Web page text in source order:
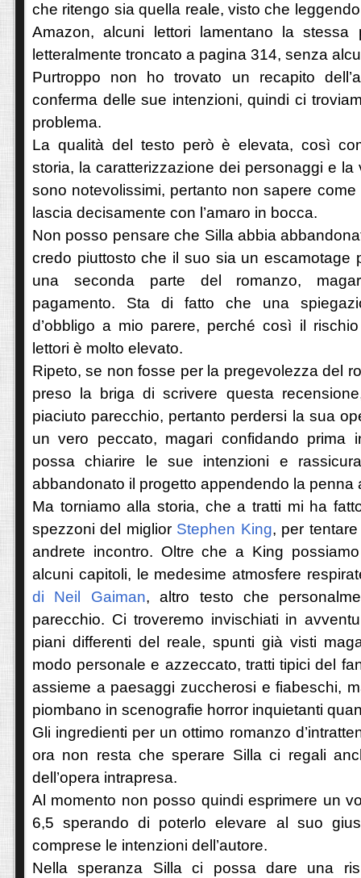
che ritengo sia quella reale, visto che
Amazon, alcuni lettori lamentano la stessa
letteralmente troncato a pagina 314, senza
Purtroppo non ho trovato un recapito
conferma delle sue intenzioni, quindi ci
problema.
La qualità del testo però è elevata, così
storia, la caratterizzazione dei personaggi e la
sono notevolissimi, pertanto non sapere
lascia decisamente con l’amaro in bocca.
Non posso pensare che Silla abbia
credo piuttosto che il suo sia un escamotage
una seconda parte del romanzo,
pagamento. Sta di fatto che una
d’obbligo a mio parere, perché così il
lettori è molto elevato.
Ripeto, se non fosse per la pregevolezza del
preso la briga di scrivere questa
piaciuto parecchio, pertanto perdersi la sua
un vero peccato, magari confidando prima
possa chiarire le sue intenzioni e
abbandonato il progetto appendendo la penna
Ma torniamo alla storia, che a tratti mi ha
spezzoni del miglior Stephen King, per
andrete incontro. Oltre che a King
alcuni capitoli, le medesime atmosfere
di Neil Gaiman, altro testo che
parecchio. Ci troveremo invischiati in
piani differenti del reale, spunti già visti
modo personale e azzeccato, tratti tipici del
assieme a paesaggi zuccherosi e fiabeschi,
piombano in scenografie horror inquietanti
Gli ingredienti per un ottimo romanzo
ora non resta che sperare Silla ci regali
dell’opera intrapresa.
Al momento non posso quindi esprimere un
6,5 sperando di poterlo elevare al suo
comprese le intenzioni dell’autore.
Nella speranza Silla ci possa dare una